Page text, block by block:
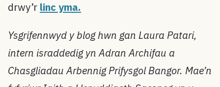
drwy’r linc yma.
Ysgrifennwyd y blog hwn gan Laura Patari,
intern israddedig yn Adran Archifau a
Chasgliadau Arbennig Prifysgol Bangor. Mae’n